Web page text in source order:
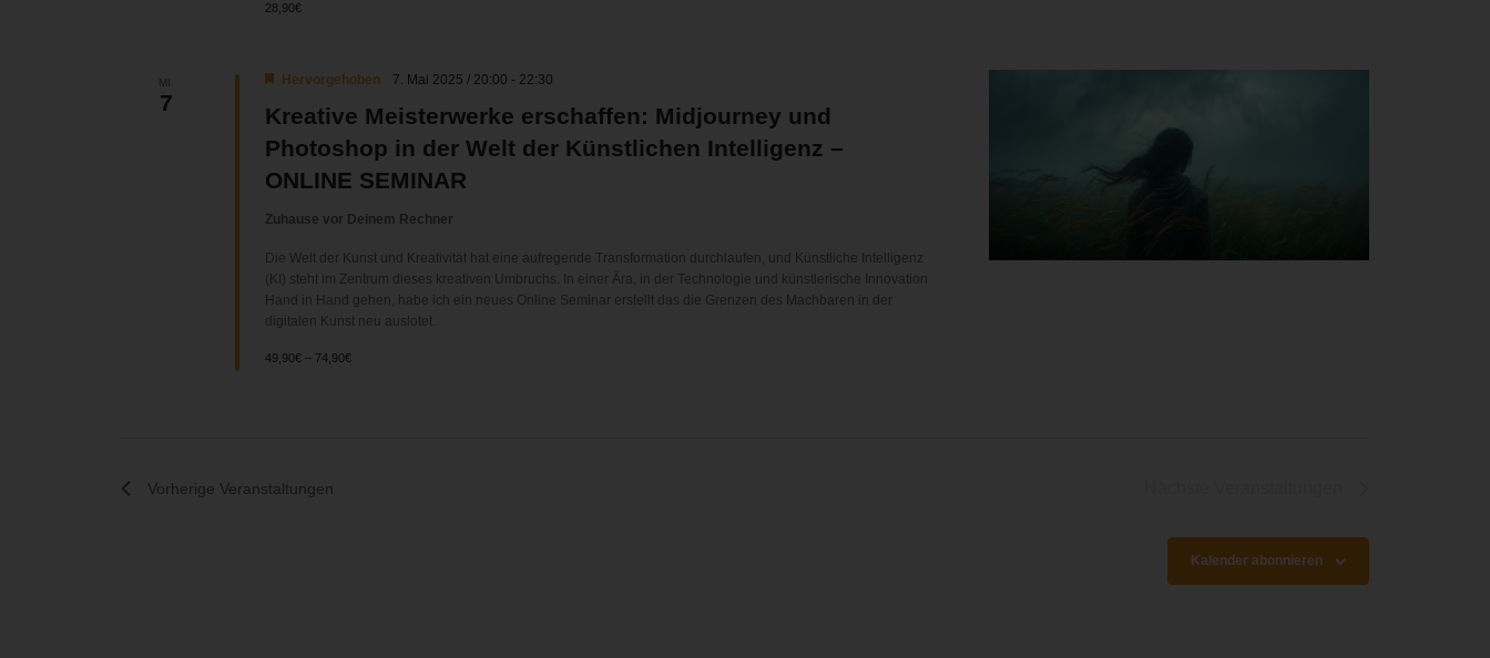
28,90€
MI.
7
Kreative Meisterwerke erschaffen: Midjourney und
Photoshop in der Welt der Künstlichen Intelligenz –
ONLINE SEMINAR
Hervorgehoben 7. Mai 2025 / 20:00 - 22:30
Zuhause vor Deinem Rechner
Die Welt der Kunst und Kreativität hat eine aufregende Transformation durchlaufen, und Künstliche Intelligenz
(KI) steht im Zentrum dieses kreativen Umbruchs. In einer Ära, in der Technologie und künstlerische Innovation
Hand in Hand gehen, habe ich ein neues Online Seminar erstellt das die Grenzen des Machbaren in der
digitalen Kunst neu auslotet.
49,90€ – 74,90€
Vorherige Veranstaltungen
Kalender abonnieren